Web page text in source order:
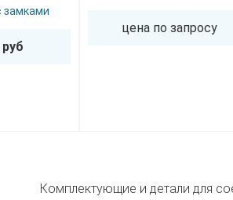
замками
цена по запросу
Комплектующие и детали для